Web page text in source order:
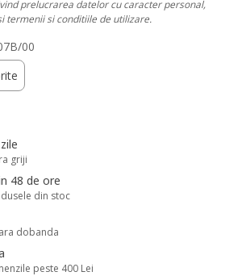
prelucrarea datelor cu caracter personal,
termenii si conditiile de utilizare.
00
griji
48 de ore
din stoc
dobanda
peste 400 Lei